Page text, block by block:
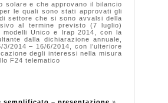
solare e che approvano il bilancio
le quali sono stati approvati gli
settore che si sono avvalsi della
al termine previsto (7 luglio)
modelli Unico e Irap 2014, con la
dalla dichiarazione annuale,
2014 – 16/6/2014, con l’ulteriore
degli interessi nella misura
F24 telematico